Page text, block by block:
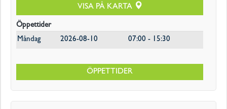
VISA PÅ KARTA
Öppettider
Måndag
2026-08-10 07:00 - 15:30
ÖPPETTIDER